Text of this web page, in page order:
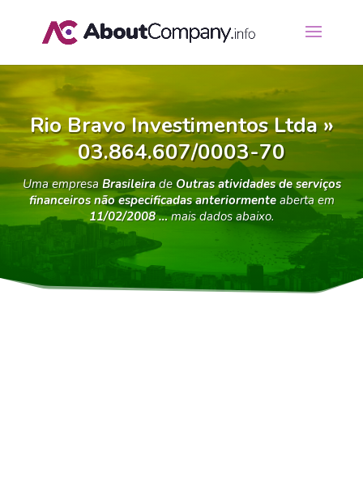
Rio Bravo Investimentos Ltda »
03.864.607/0003-70
Uma empresa Brasileirade Outras atividades de serviços
financeiros não especificadas anteriormenteaberta em
11/02/2008 …mais dados abaixo.